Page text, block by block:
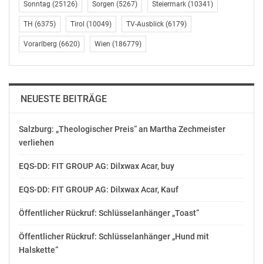
Sonntag (25126) Sorgen (5267) Steiermark (10341)
TH (6375) Tirol (10049) TV-Ausblick (6179)
Vorarlberg (6620) Wien (186779)
NEUESTE BEITRÄGE
Salzburg: „Theologischer Preis“ an Martha Zechmeister
verliehen
EQS-DD: FIT GROUP AG: Dilxwax Acar, buy
EQS-DD: FIT GROUP AG: Dilxwax Acar, Kauf
Öffentlicher Rückruf: Schlüsselanhänger „Toast“
Öffentlicher Rückruf: Schlüsselanhänger „Hund mit
Halskette“